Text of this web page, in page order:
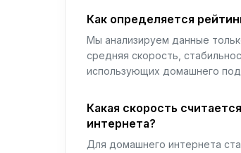
Как определяется
Мы анализируем данные
средняя скорость,
использующих домашнего
Какая скорость
интернета?
Для домашнего интернета